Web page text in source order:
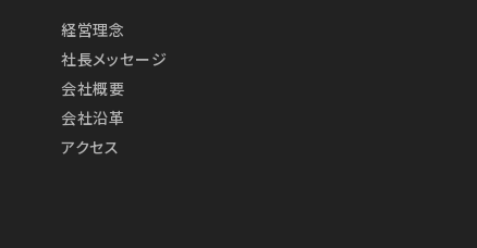
経営理念
社長メッセージ
会社概要
会社沿⾰
アクセス